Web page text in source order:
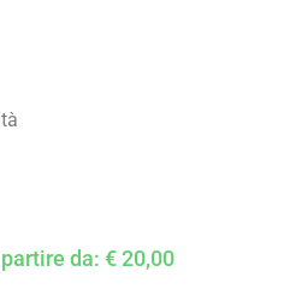
da: € 20,00